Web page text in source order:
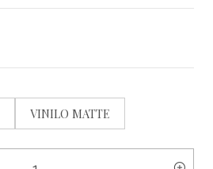
VINILO MATTE